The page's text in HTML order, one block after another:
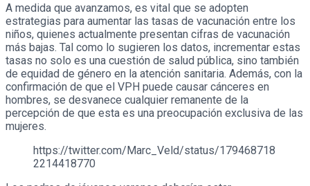
A medida que avanzamos, es vital que se adopten
estrategias para aumentar las tasas de vacunación entre los
niños, quienes actualmente presentan cifras de vacunación
más bajas. Tal como lo sugieren los datos, incrementar estas
tasas no solo es una cuestión de salud pública, sino también
de equidad de género en la atención sanitaria. Además, con la
confirmación de que el VPH puede causar cánceres en
hombres, se desvanece cualquier remanente de la
percepción de que esta es una preocupación exclusiva de las
mujeres.
https://twitter.com/Marc_Veld/status/179468718
2214418770